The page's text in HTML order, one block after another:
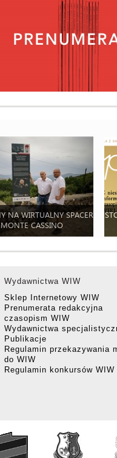
NA WIRTUALNY SPACER
CASSINO
Wydawnictwa WIW
Sklep Internetowy WIW
Prenumerata redakcyjna
czasopism WIW
Wydawnictwa
Publikacje
Regulamin przekazywania
do WIW
Regulamin konkursów WIW